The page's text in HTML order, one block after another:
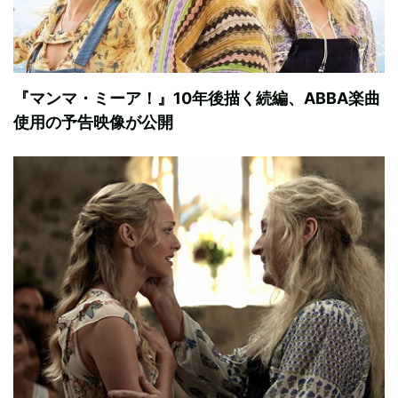
『マンマ・ミーア！』10年後描く続編、ABBA楽曲
使用の予告映像が公開